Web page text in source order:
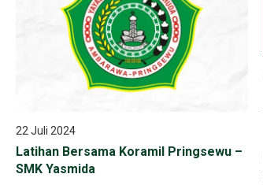
22 Juli 2024
Latihan Bersama Koramil Pringsewu –
SMK Yasmida